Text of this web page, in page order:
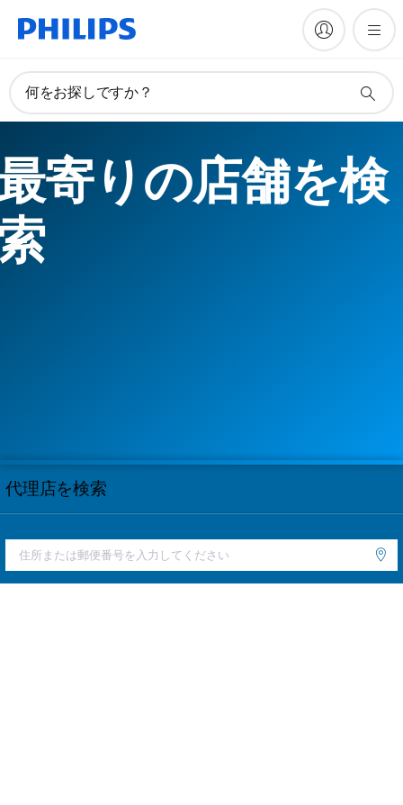
何をお探しですか？
寄りの店舗を検
代理店を検索